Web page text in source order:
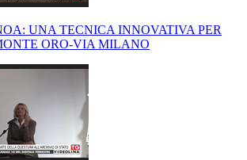
UNA TECNICA INNOVATIVA PER
ORO-VIA MILANO